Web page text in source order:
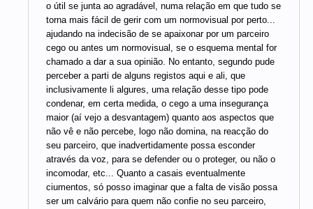
o útil se junta ao agradável, numa relação em que tudo se
torna mais fácil de gerir com um normovisual por perto...
ajudando na indecisão de se apaixonar por um parceiro
cego ou antes um normovisual, se o esquema mental for
chamado a dar a sua opinião. No entanto, segundo pude
perceber a parti de alguns registos aqui e ali, que
inclusivamente li algures, uma relação desse tipo pode
condenar, em certa medida, o cego a uma insegurança
maior (aí vejo a desvantagem) quanto aos aspectos que
não vê e não percebe, logo não domina, na reacção do
seu parceiro, que inadvertidamente possa esconder
através da voz, para se defender ou o proteger, ou não o
incomodar, etc... Quanto a casais eventualmente
ciumentos, só posso imaginar que a falta de visão possa
ser um calvário para quem não confie no seu parceiro,